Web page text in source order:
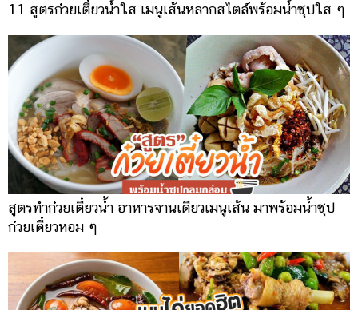
11 สูตรก๋วยเตี๋ยวน้ำใส เมนูเส้นหลากสไตล์พร้อมน้ำซุปใส ๆ
สูตรทำก๋วยเตี๋ยวน้ำ อาหารจานเดียวเมนูเส้น มาพร้อมน้ำซุป
ก๋วยเตี๋ยวหอม ๆ